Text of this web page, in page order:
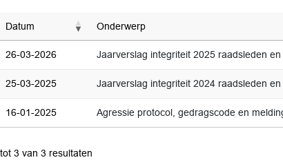
Datum Onderwerp
26-03-2026 Jaarverslag integriteit 2025 raadsleden
25-03-2025 Jaarverslag integriteit 2024 raadsleden
16-01-2025 Agressie protocol, gedragscode en
3 van 3 resultaten